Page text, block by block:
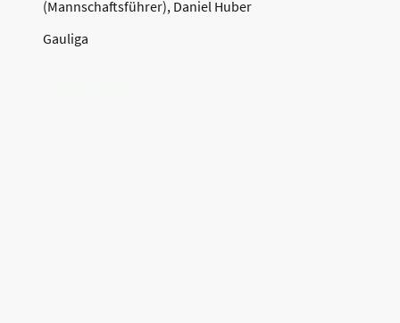
(Mannschaftsführer), Daniel Huber
Gauliga